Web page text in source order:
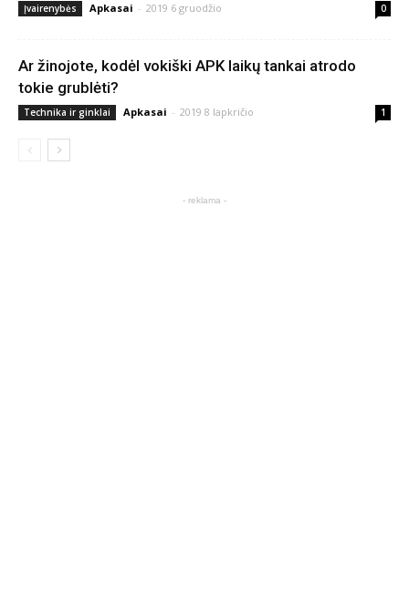
Įvairenybės Apkasai - 2019 6 gruodžio 0
Ar žinojote, kodėl vokiški APK laikų tankai atrodo
tokie grublėti?
Technika ir ginklai Apkasai - 2019 8 lapkričio 1
- reklama -